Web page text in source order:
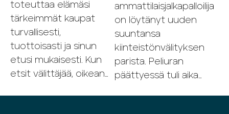
toteuttaa elämäsi
tärkeimmät kaupat
turvallisesti,
tuottoisasti ja sinun
etusi mukaisesti. Kun
etsit välittäjää, oikean…
ammattilaisjalkapalloilija
on löytänyt uuden
suuntansa
kiinteistönvälityksen
parista. Peliuran
päättyessä tuli aika…